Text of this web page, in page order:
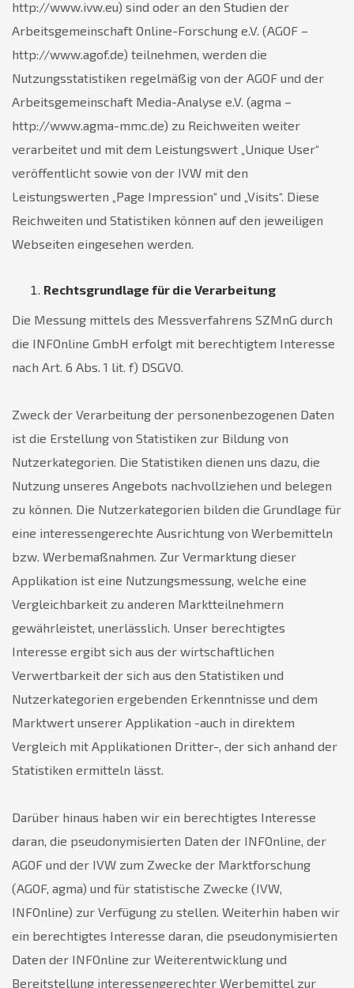
http://www.ivw.eu) sind oder an den Studien der
Arbeitsgemeinschaft Online-Forschung e.V. (AGOF –
http://www.agof.de) teilnehmen, werden die
Nutzungsstatistiken regelmäßig von der AGOF und der
Arbeitsgemeinschaft Media-Analyse e.V. (agma –
http://www.agma-mmc.de) zu Reichweiten weiter
verarbeitet und mit dem Leistungswert „Unique User“
veröffentlicht sowie von der IVW mit den
Leistungswerten „Page Impression“ und „Visits“. Diese
Reichweiten und Statistiken können auf den jeweiligen
Webseiten eingesehen werden.
Rechtsgrundlage für die Verarbeitung
Die Messung mittels des Messverfahrens SZMnG durch
die INFOnline GmbH erfolgt mit berechtigtem Interesse
nach Art. 6 Abs. 1 lit. f) DSGVO.
Zweck der Verarbeitung der personenbezogenen Daten
ist die Erstellung von Statistiken zur Bildung von
Nutzerkategorien. Die Statistiken dienen uns dazu, die
Nutzung unseres Angebots nachvollziehen und belegen
zu können. Die Nutzerkategorien bilden die Grundlage für
eine interessengerechte Ausrichtung von Werbemitteln
bzw. Werbemaßnahmen. Zur Vermarktung dieser
Applikation ist eine Nutzungsmessung, welche eine
Vergleichbarkeit zu anderen Marktteilnehmern
gewährleistet, unerlässlich. Unser berechtigtes
Interesse ergibt sich aus der wirtschaftlichen
Verwertbarkeit der sich aus den Statistiken und
Nutzerkategorien ergebenden Erkenntnisse und dem
Marktwert unserer Applikation -auch in direktem
Vergleich mit Applikationen Dritter-, der sich anhand der
Statistiken ermitteln lässt.
Darüber hinaus haben wir ein berechtigtes Interesse
daran, die pseudonymisierten Daten der INFOnline, der
AGOF und der IVW zum Zwecke der Marktforschung
(AGOF, agma) und für statistische Zwecke (IVW,
INFOnline) zur Verfügung zu stellen. Weiterhin haben wir
ein berechtigtes Interesse daran, die pseudonymisierten
Daten der INFOnline zur Weiterentwicklung und
Bereitstellung interessengerechter Werbemittel zur